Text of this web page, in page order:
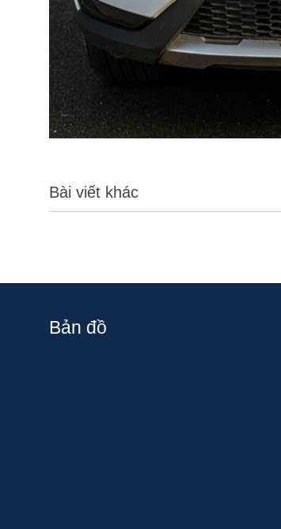
Bài viết khác
Bản đồ